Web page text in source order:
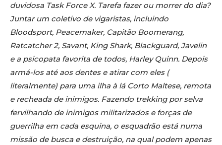
duvidosa Task Force X. Tarefa fazer ou morrer do dia?
Juntar um coletivo de vigaristas, incluindo
Bloodsport, Peacemaker, Capitão Boomerang,
Ratcatcher 2, Savant, King Shark, Blackguard, Javelin
e a psicopata favorita de todos, Harley Quinn. Depois
armá-los até aos dentes e atirar com eles (
literalmente) para uma ilha à lá Corto Maltese, remota
e recheada de inimigos. Fazendo trekking por selva
fervilhando de inimigos militarizados e forças de
guerrilha em cada esquina, o esquadrão está numa
missão de busca e destruição, na qual podem apenas